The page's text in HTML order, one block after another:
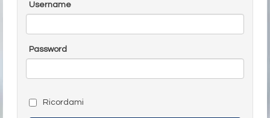
Username
Password
Ricordami